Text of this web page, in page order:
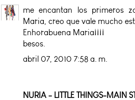
me encantan los primeros
Maria, creo que vale mucho
Enhorabuena Maria¡¡¡¡
besos.
abril 07, 2010 7:58 a. m.
NURIA - LITTLE THINGS-MAIN